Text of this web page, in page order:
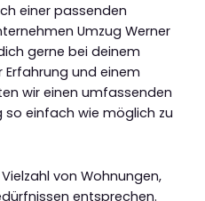
einer passenden
Umzug Werner
gerne bei deinem
und einem
wir einen umfassenden
so einfach wie möglich zu
von Wohnungen,
entsprechen.